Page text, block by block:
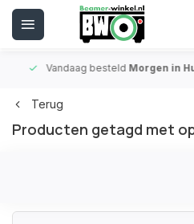
Vandaag besteldMorgen in
Terug
Producten getagd met